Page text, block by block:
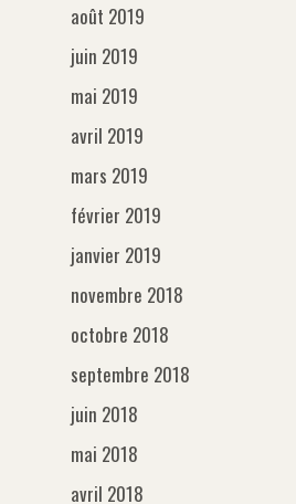
août 2019
juin 2019
mai 2019
avril 2019
mars 2019
février 2019
janvier 2019
novembre 2018
octobre 2018
septembre 2018
juin 2018
mai 2018
avril 2018